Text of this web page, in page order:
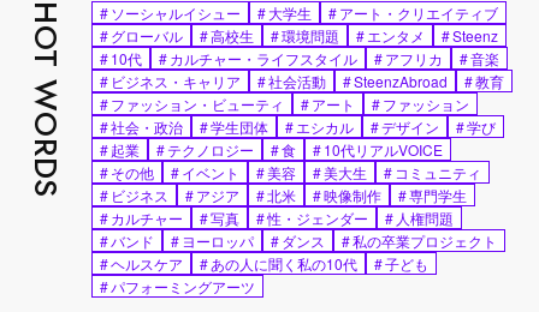
HOT WORDS #ソーシャルイシュー #大学生 #アート・クリエイティブ
#グローバル #高校生 #環境問題 #エンタメ #Steenz
#10代 #カルチャー・ライフスタイル #アフリカ #音楽
# ビジネス・キャリア #社会活動 #SteenzAbroad #教育
#ファッション・ビューティ #アート #ファッション
#社会・政治 #学生団体 #エシカル #デザイン #学び
#起業 #テクノロジー #食 #10代リアルVOICE
#その他 #イベント #美容 #美大生 # コミュニティ
# ビジネス #アジア #北米 #映像制作 #専門学生
#カルチャー #写真 #性・ジェンダー # 人権問題
#バンド #ヨーロッパ #ダンス #私の卒業プロジェクト
#ヘルスケア #あの人に聞く私の10代 #子ども
#パフォーミングアーツ